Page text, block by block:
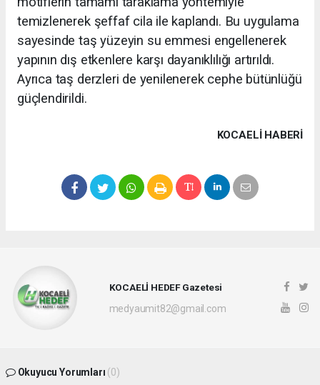
temizlenerek şeffaf cila ile kaplandı. Bu uygulama
sayesinde taş yüzeyin su emmesi engellenerek
yapının dış etkenlere karşı dayanıklılığı artırıldı.
Ayrıca taş derzleri de yenilenerek cephe bütünlüğü
güçlendirildi.
KOCAELI HABERİ
KOCAELİ HEDEF Gazetesi
medyaumit82@gmail.com
Okuyucu Yorumları (0)